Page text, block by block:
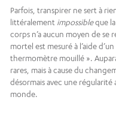
Parfois, transpirer ne sert à
littéralement impossibleque la
corps n’a aucun moyen de
mortel est mesuré à l’aide
thermomètre mouillé ».
rares, mais à cause du
désormais avec une
monde.